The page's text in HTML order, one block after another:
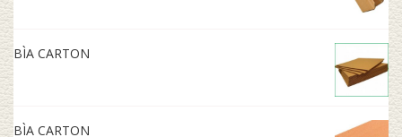
BÌA CARTON
BÌA CARTON